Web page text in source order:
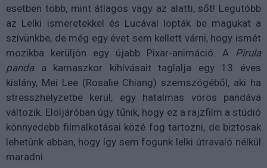
esetben több, mint átlagos vagy az alatti, sőt! Legutóbb
az Lelki ismeretekkel és Lucával lopták be magukat a
szívünkbe, de még egy évet sem kellett várni, hogy ismét
mozikba kerüljön egy újabb Pixar-animáció. A Pirula
panda a kamaszkor kihívásait taglalja egy 13 éves
kislány, Mei Lee (Rosalie Chiang) szemszögéből, aki ha
stresszhelyzetbe kerül, egy hatalmas vörös pandává
változik. Elöljáróban úgy tűnik, hogy ez a rajzfilm a stúdió
könnyedebb filmalkotásai közé fog tartozni, de biztosak
lehetünk abban, hogy így sem fogunk lelki útravaló nélkül
maradni.